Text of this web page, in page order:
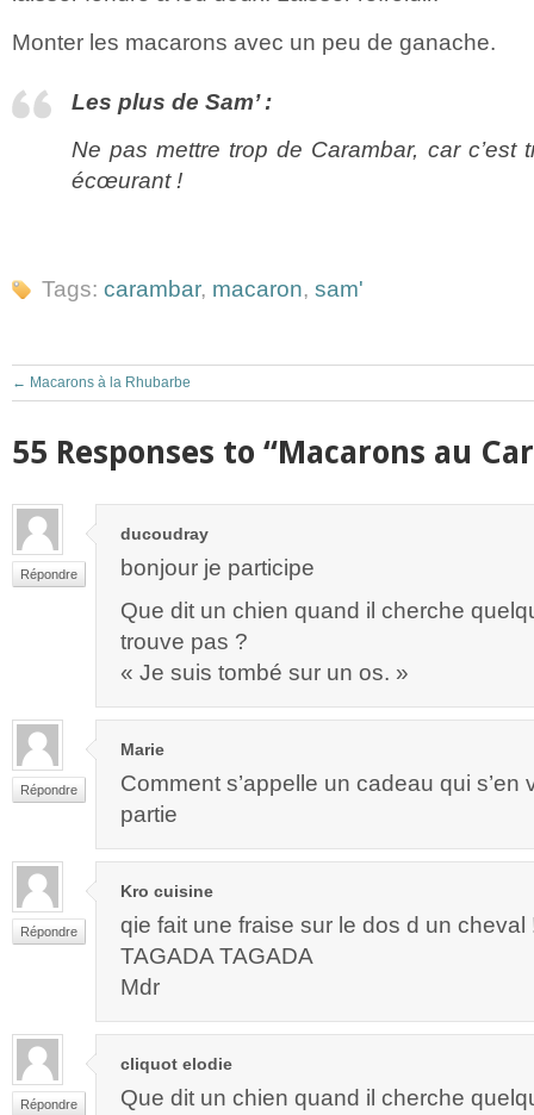
Monter les macarons avec un peu de ganache.
Les plus de Sam’ :
Ne pas mettre trop de Carambar, car c’est
écœurant !
Tags: carambar, macaron, sam'
← Macarons à la Rhubarbe
55 Responses to “Macarons au
Répondre
ducoudray
bonjour je participe
Que dit un chien quand il cherche
trouve pas ?
« Je suis tombé sur un os. »
Répondre
Marie
Comment s’appelle un cadeau qui s’en
partie
Répondre
Kro cuisine
qie fait une fraise sur le dos d un cheval
TAGADA TAGADA
Mdr
Répondre
cliquot elodie
Que dit un chien quand il cherche